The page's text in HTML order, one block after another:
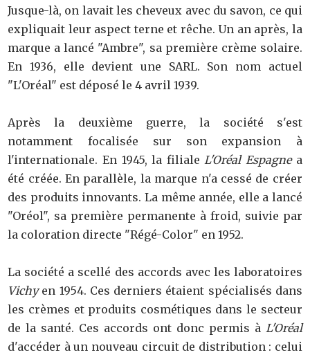
Jusque-là, on lavait les cheveux avec du savon, ce qui
expliquait leur aspect terne et rêche. Un an après, la
marque a lancé "Ambre", sa première crème solaire.
En 1936, elle devient une SARL. Son nom actuel
"L'Oréal" est déposé le 4 avril 1939.
Après la deuxième guerre, la société s'est
notamment focalisée sur son expansion à
l'internationale. En 1945, la filiale L'Oréal Espagnea
été créée. En parallèle, la marque n'a cessé de créer
des produits innovants. La même année, elle a lancé
"Oréol", sa première permanente à froid, suivie par
la coloration directe "Régé-Color" en 1952.
La société a scellé des accords avec les laboratoires
Vichyen 1954. Ces derniers étaient spécialisés dans
les crèmes et produits cosmétiques dans le secteur
de la santé. Ces accords ont donc permis à L'Oréal
d'accéder à un nouveau circuit de distribution : celui